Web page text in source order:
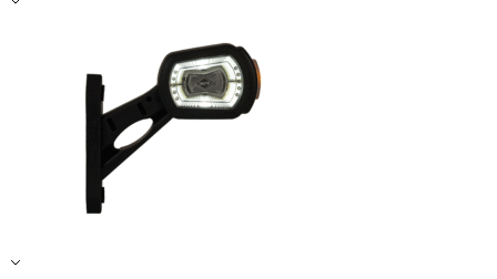
Akceptuj wszystko